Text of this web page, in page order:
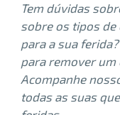
Tem dúvidas
sobre os tipos de
para a sua
para remover
Acompanhe
todas as suas